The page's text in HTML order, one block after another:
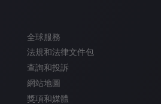
全球服務
法規和法律文件包
查詢和投訴
網站地圖
獎項和媒體